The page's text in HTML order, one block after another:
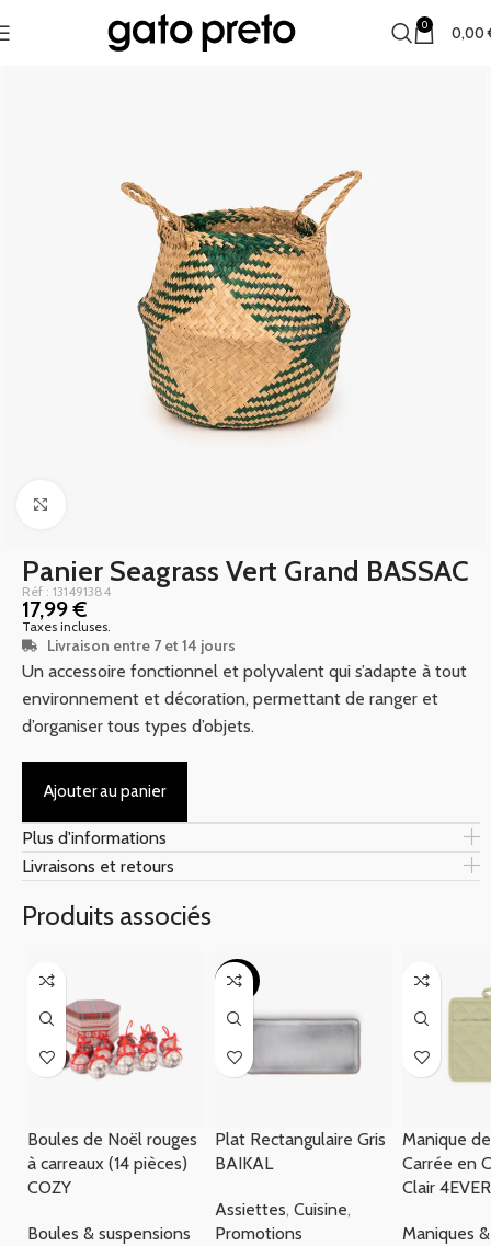
0 0,00
Panier Seagrass Vert Grand BASSAC
Réf : 131491384
17,99€
Taxes incluses.
Livraison entre 7 et 14 jours
Un accessoire fonctionnel et polyvalent qui s’adapte à tout
environnement et décoration, permettant de ranger et
d’organiser tous types d’objets.
Ajouter au panier
Plus d'informations
Livraisons et retours
Produits associés
Boules de Noël rouges
à carreaux (14 pièces)
COZY
Boules & suspensions
-60%
Plat Rectangulaire Gris
BAIKAL
Assiettes,Cuisine,
Promotions
Manique
Carrée en
Clair
Maniques